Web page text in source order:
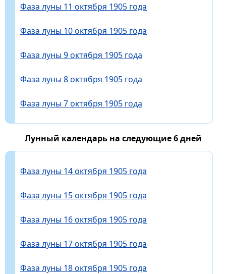
Фаза луны 11 октября 1905 года
Фаза луны 10 октября 1905 года
Фаза луны 9 октября 1905 года
Фаза луны 8 октября 1905 года
Фаза луны 7 октября 1905 года
Лунный календарь на следующие 6 дней
Фаза луны 14 октября 1905 года
Фаза луны 15 октября 1905 года
Фаза луны 16 октября 1905 года
Фаза луны 17 октября 1905 года
Фаза луны 18 октября 1905 года